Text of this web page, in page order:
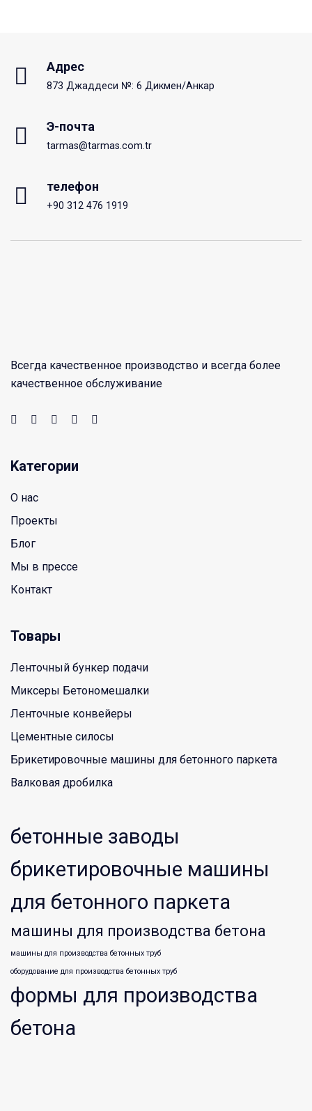
Адрес
873 Джаддеси №: 6 Дикмен/Анкар
Э-почта
tarmas@tarmas.com.tr
телефон
+90 312 476 1919
Всегда качественное производство и всегда более
качественное обслуживание
Kатегории
O нас
Проекты
Блог
Мы в прессе
Контакт
Товары
Ленточный бункер подачи
Миксеры Бетономешалки
Ленточные конвейеры
Цементные силосы
Брикетировочные машины для бетонного паркета
Валковая дробилка
бетонные заводы
брикетировочные машины
для бетонного паркета
машины для производства бетона
машины для производства бетонных труб
оборудование для производства бетонных труб
формы для производства
бетона